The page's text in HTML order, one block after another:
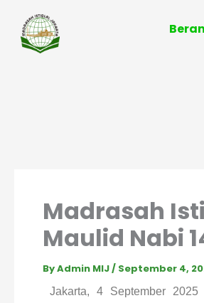
content
Madrasah
Maulid Nabi
ByAdmin MIJ/ September 4,
Jakarta, 4 September